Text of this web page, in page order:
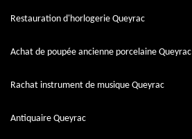
Restauration d'horlogerie Queyrac
Achat de poupée ancienne porcelaine Queyrac
Rachat instrument de musique Queyrac
Antiquaire Queyrac